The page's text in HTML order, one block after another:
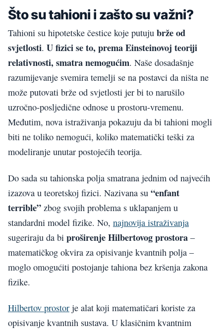
Što su tahioni i zašto su važni?
Tahioni su hipotetske čestice koje putuju brže od
svjetlosti. U fizici se to, prema Einsteinovoj teoriji
relativnosti, smatra nemogućim. Naše dosadašnje
razumijevanje svemira temelji se na postavci da ništa ne
može putovati brže od svjetlosti jer bi to narušilo
uzročno-posljedične odnose u prostoru-vremenu.
Međutim, nova istraživanja pokazuju da bi tahioni mogli
biti ne toliko nemogući, koliko matematički teški za
modeliranje unutar postojećih teorija.
Do sada su tahionska polja smatrana jednim od najvećih
izazova u teoretskoj fizici. Nazivana su “enfant
terrible” zbog svojih problema s uklapanjem u
standardni model fizike. No, najnovija istraživanja
sugeriraju da bi proširenje Hilbertovog prostora –
matematičkog okvira za opisivanje kvantnih polja –
moglo omogućiti postojanje tahiona bez kršenja zakona
fizike.
Hilbertov prostor je alat koji matematičari koriste za
opisivanje kvantnih sustava. U klasičnim kvantnim